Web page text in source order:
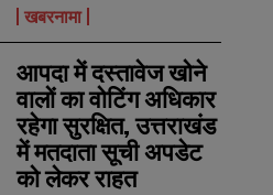
खबरनामा
आपदा में दस्तावेज खोने
वालों का वोटिंग अधिकार
रहेगा सुरक्षित, उत्तराखंड
में मतदाता सूची अपडेट
को लेकर राहत